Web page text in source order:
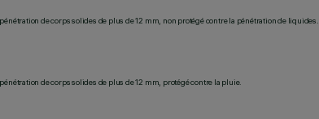
de corps solides de plus de 12 mm, non protégé contre la pénétration de liquides.
de corps solides de plus de 12 mm, protégé contre la pluie.